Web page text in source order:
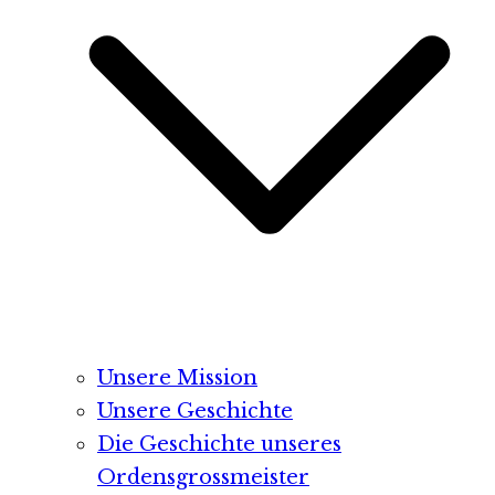
Unsere Mission
Unsere Geschichte
Die Geschichte unseres
Ordensgrossmeister